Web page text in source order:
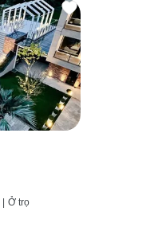
| Ở trọ